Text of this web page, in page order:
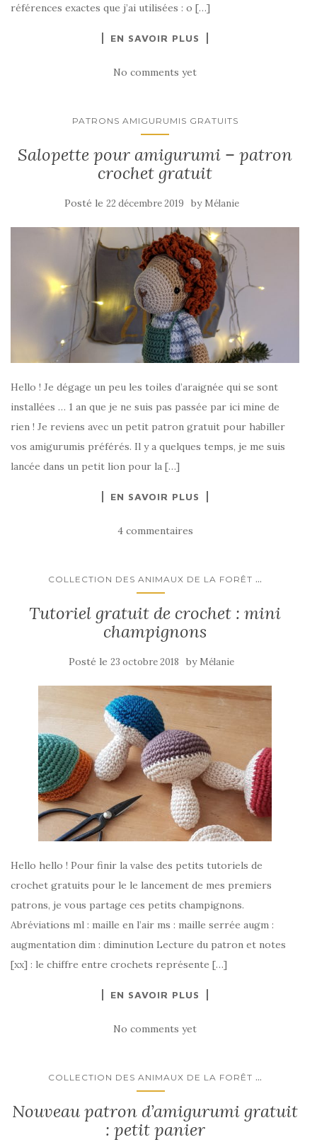
références exactes que j’ai utilisées : o […]
EN SAVOIR PLUS
No comments yet
PATRONS AMIGURUMIS GRATUITS
Salopette pour amigurumi – patron
crochet gratuit
Posté le 22 décembre 2019 by Mélanie
Hello ! Je dégage un peu les toiles d’araignée qui se sont
installées … 1 an que je ne suis pas passée par ici mine de
rien ! Je reviens avec un petit patron gratuit pour habiller
vos amigurumis préférés. Il y a quelques temps, je me suis
lancée dans un petit lion pour la […]
EN SAVOIR PLUS
4 commentaires
COLLECTION DES ANIMAUX DE LA FORÊT ...
Tutoriel gratuit de crochet : mini
champignons
Posté le 23 octobre 2018 by Mélanie
Hello hello ! Pour finir la valse des petits tutoriels de
crochet gratuits pour le le lancement de mes premiers
patrons, je vous partage ces petits champignons.
Abréviations ml : maille en l’air ms : maille serrée augm :
augmentation dim : diminution Lecture du patron et notes
[xx] : le chiffre entre crochets représente […]
EN SAVOIR PLUS
No comments yet
COLLECTION DES ANIMAUX DE LA FORÊT ...
Nouveau patron d’amigurumi gratuit
: petit panier